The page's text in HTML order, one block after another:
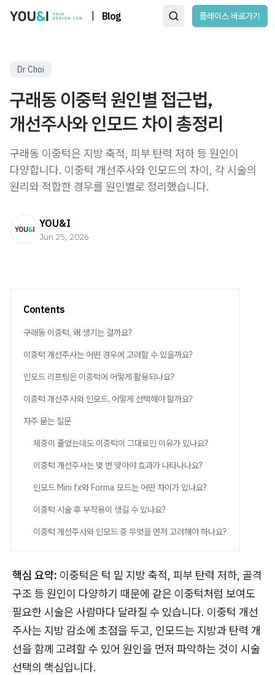
Blog 플레이스 바로가기
Dr Choi
구래동 이중턱 원인별 접근법,
개선주사와 인모드 차이 총정리
구래동 이중턱은 지방 축적, 피부 탄력 저하 등 원인이
다양합니다. 이중턱 개선주사와 인모드의 차이, 각 시술의
원리와 적합한 경우를 원인별로 정리했습니다.
YOU&I
Jun 25, 2026
Contents
구래동 이중턱, 왜 생기는 걸까요?
이중턱 개선주사는 어떤 경우에 고려할 수 있을까요?
인모드 리프팅은 이중턱에 어떻게 활용되나요?
이중턱 개선주사와 인모드, 어떻게 선택해야 할까요?
자주 묻는 질문
체중이 줄었는데도 이중턱이 그대로인 이유가 있나요?
이중턱 개선주사는 몇 번 맞아야 효과가 나타나나요?
인모드 Mini fx와 Forma 모드는 어떤 차이가 있나요?
이중턱 시술 후 부작용이 생길 수 있나요?
이중턱 개선주사와 인모드 중 무엇을 먼저 고려해야 하나요?
핵심 요약: 이중턱은 턱 밑 지방 축적, 피부 탄력 저하, 골격
구조 등 원인이 다양하기 때문에 같은 이중턱처럼 보여도
필요한 시술은 사람마다 달라질 수 있습니다. 이중턱 개선
주사는 지방 감소에 초점을 두고, 인모드는 지방과 탄력 개
선을 함께 고려할 수 있어 원인을 먼저 파악하는 것이 시술
선택의 핵심입니다.